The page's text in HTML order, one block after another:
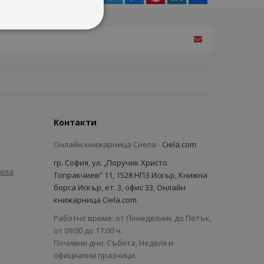
Контакти
Онлайн книжарница Сиела - Ciela.com
гр. София, ул. „Поручик Христо
Топракчиев“ 11, 1528 НПЗ Искър, Книжна
борса Искър, ет. 3, офис 33, Онлайн
книжарница Ciela.com
Работно време: от Понеделник до Петък,
от 09:00 до 17:00 ч.
Почивни дни: Събота, Неделя и
официални празници.